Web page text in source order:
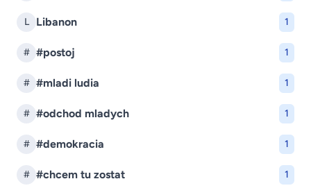
L Libanon 1
# #postoj 1
# #mladi ludia 1
# #odchod mladych 1
# #demokracia 1
# #chcem tu zostat 1